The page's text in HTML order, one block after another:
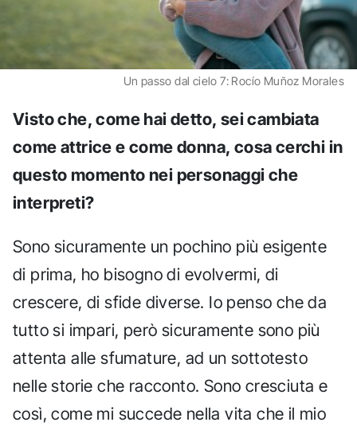
Un passo dal cielo 7: Rocío Muñoz Morales
Visto che, come hai detto, sei cambiata
come attrice e come donna, cosa cerchi in
questo momento nei personaggi che
interpreti?
Sono sicuramente un pochino più esigente
di prima, ho bisogno di evolvermi, di
crescere, di sfide diverse. Io penso che da
tutto si impari, però sicuramente sono più
attenta alle sfumature, ad un sottotesto
nelle storie che racconto. Sono cresciuta e
così, come mi succede nella vita che il mio